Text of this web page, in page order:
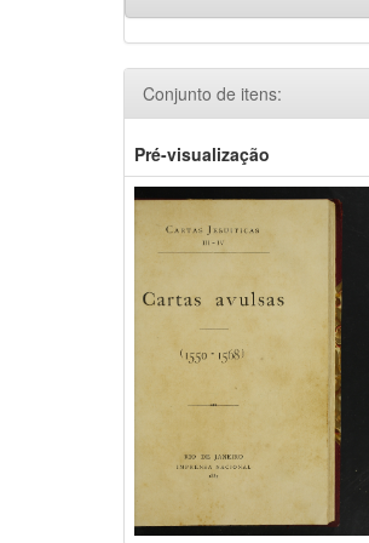
Conjunto de itens:
Pré-visualização